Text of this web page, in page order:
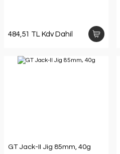
484,51 TL Kdv Dahil
GT Jack-II Jig 85mm, 40g